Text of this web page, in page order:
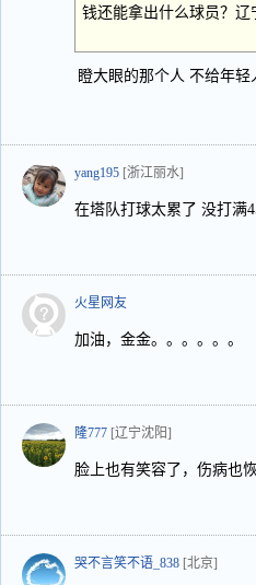
钱还能拿出什么球员？
瞪大眼的那个人 不给年轻
yang195 [浙江丽水]
在塔队打球太累了 没打满
火星网友
加油，金金。。。。。。
隆777 [辽宁沈阳]
脸上也有笑容了，伤病也
哭不言笑不语_838 [北京]